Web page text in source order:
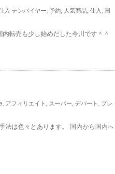
入 テンバイヤー, 予約, 人気商品, 仕入 , 国
転売も少し始めだした今川です＾＾
, アフィリエイト , スーパー, デパート , プレ
法は色々とあります。 国内から国内へ